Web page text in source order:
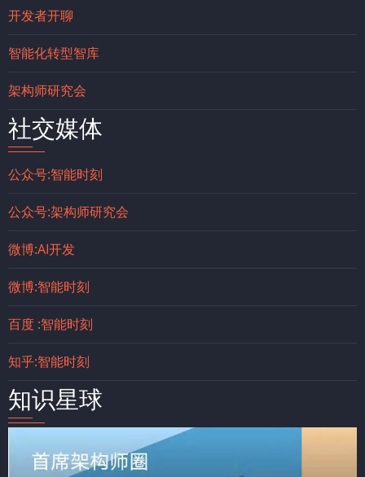
开发者开聊
智能化转型智库
架构师研究会
社交媒体
公众号:智能时刻
公众号:架构师研究会
微博:AI开发
微博:智能时刻
百度 :智能时刻
知乎:智能时刻
知识星球